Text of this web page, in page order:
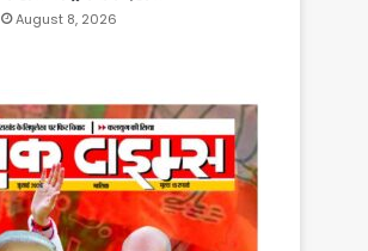
August 8, 2026